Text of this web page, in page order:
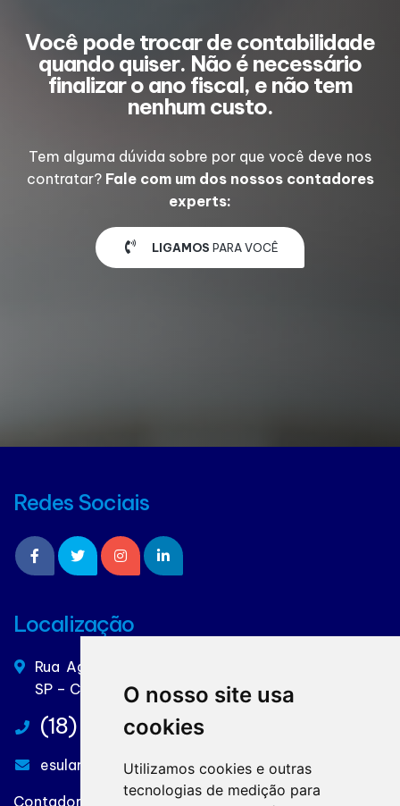
O nosso site usa
cookies
Utilizamos cookies e outras
tecnologias de medição para
Você pode trocar de contabilidade
quando quiser. Não é necessário
finalizar o ano fiscal, e não tem
nenhum custo.
Tem alguma dúvida sobre por que você deve nos
contratar? Fale com um dos nossos contadores
experts:
LIGAMOS PARA VOCÊ
Redes Sociais
Localização
Rua Aguapeí, 973 – Vila Carvalho – Araçatuba -
SP – CEP. 16025-295
(18) 3623-1672
esulam@uol.com.br
Contadores: